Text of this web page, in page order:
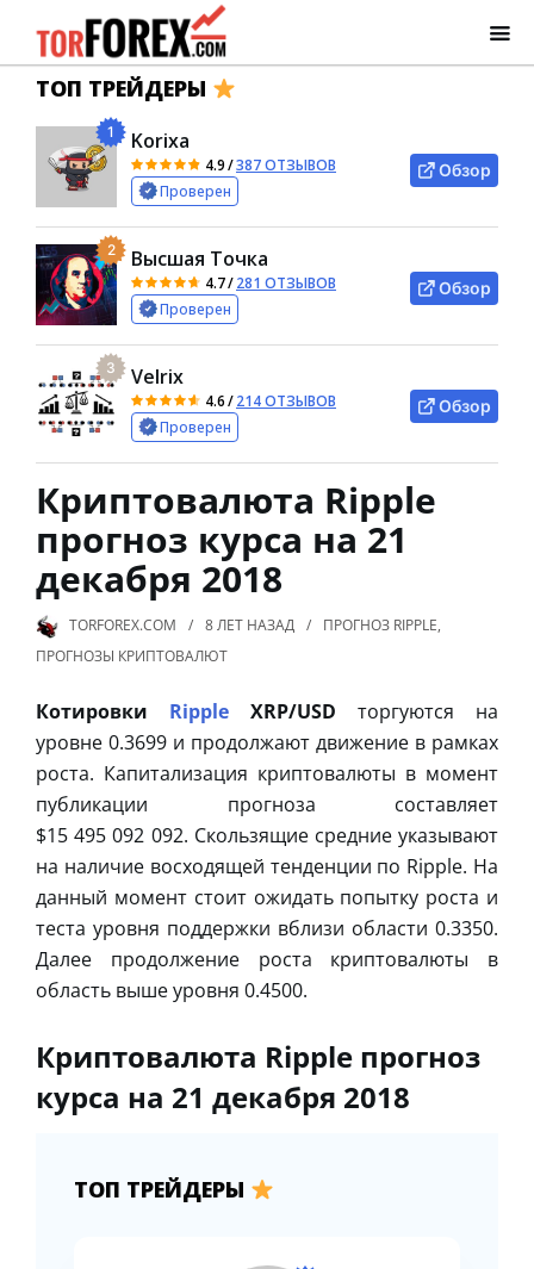
ТОП ТРЕЙДЕРЫ
1 Korixa
4.9/387 ОТЗЫВОВ
Проверен
Обзор
2 Высшая Точка
4.7/281 ОТЗЫВОВ
Проверен
Обзор
3 Velrix
4.6/214 ОТЗЫВОВ
Проверен
Обзор
Криптовалюта Ripple
прогноз курса на 21
декабря 2018
TORFOREX.COM 8 ЛЕТ НАЗАД ПРОГНОЗ RIPPLE,
ПРОГНОЗЫ КРИПТОВАЛЮТ
Котировки Ripple XRP/USD торгуются на
уровне 0.3699 и продолжают движение в рамках
роста. Капитализация криптовалюты в момент
публикации прогноза составляет
$15 495 092 092. Скользящие средние указывают
на наличие восходящей тенденции по Ripple. На
данный момент стоит ожидать попытку роста и
теста уровня поддержки вблизи области 0.3350.
Далее продолжение роста криптовалюты в
область выше уровня 0.4500.
Криптовалюта Ripple прогноз
курса на 21 декабря 2018
ТОП ТРЕЙДЕРЫ